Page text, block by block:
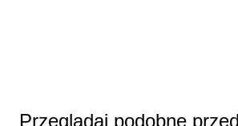
Przeglądaj podobne